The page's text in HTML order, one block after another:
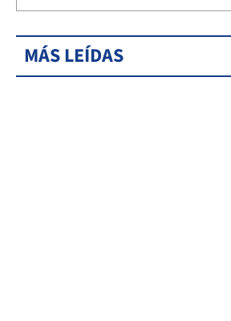
MÁS LEÍDAS